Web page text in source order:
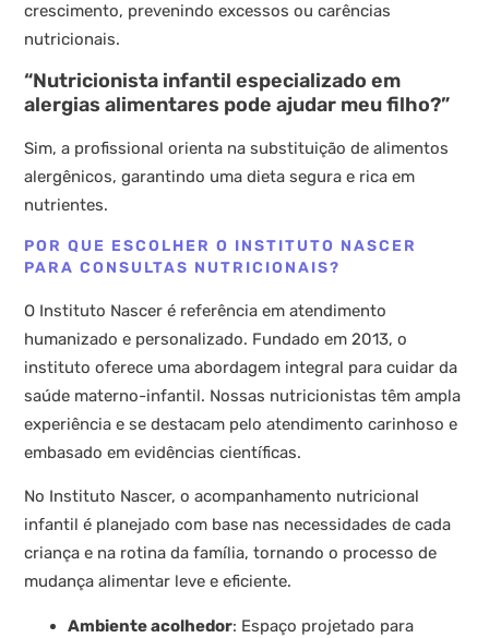
crescimento, prevenindo excessos ou carências
nutricionais.
“Nutricionista infantil especializado em
alergias alimentares pode ajudar meu filho?”
Sim, a profissional orienta na substituição de alimentos
alergênicos, garantindo uma dieta segura e rica em
nutrientes.
POR QUE ESCOLHER O INSTITUTO NASCER
PARA CONSULTAS NUTRICIONAIS?
O Instituto Nascer é referência em atendimento
humanizado e personalizado. Fundado em 2013, o
instituto oferece uma abordagem integral para cuidar da
saúde materno-infantil. Nossas nutricionistas têm ampla
experiência e se destacam pelo atendimento carinhoso e
embasado em evidências científicas.
No Instituto Nascer, o acompanhamento nutricional
infantil é planejado com base nas necessidades de cada
criança e na rotina da família, tornando o processo de
mudança alimentar leve e eficiente.
Ambiente acolhedor: Espaço projetado para